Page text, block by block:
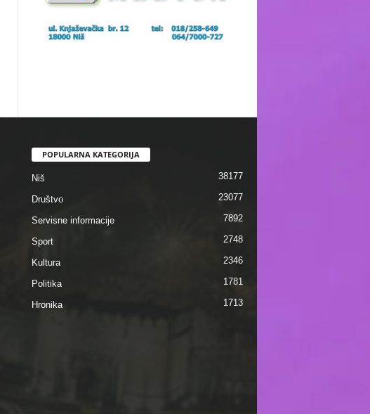
POPULARNA KATEGORIJA
Niš 38177
Društvo 23077
Servisne informacije 7892
Sport 2748
Kultura 2346
Politika 1781
Hronika 1713